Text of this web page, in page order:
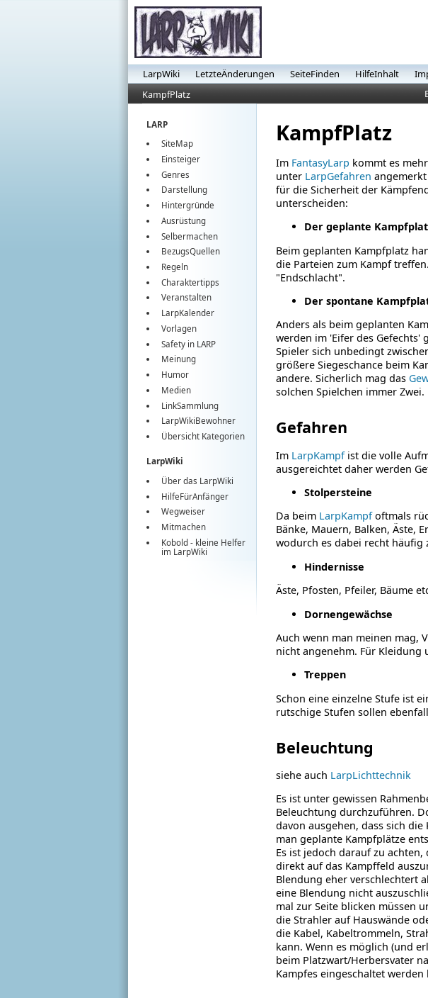
LarpWiki LetzteÄnderungen SeiteFinden HilfeInhalt
KampfPlatz
LARP
SiteMap
Einsteiger
Genres
Darstellung
Hintergründe
Ausrüstung
Selbermachen
BezugsQuellen
Regeln
Charaktertipps
Veranstalten
LarpKalender
Vorlagen
Safety in LARP
Meinung
Humor
Medien
LinkSammlung
LarpWikiBewohner
Übersicht Kategorien
LarpWiki
Über das LarpWiki
HilfeFürAnfänger
Wegweiser
Mitmachen
Kobold - kleine Helfer
im LarpWiki
KampfPlatz
Im FantasyLarp kommt es
unter LarpGefahren
für die Sicherheit der
unterscheiden:
Der geplante
Beim geplanten Kampfplatz
die Parteien zum Kampf
"Endschlacht".
Der spontane
Anders als beim geplanten
werden im 'Eifer des Gefechts'
Spieler sich unbedingt
größere Siegeschance beim
andere. Sicherlich mag das
solchen Spielchen immer Zwei.
Gefahren
Im LarpKampfist die volle
ausgereichtet daher werden
Stolpersteine
Da beim LarpKampfoftmals
Bänke, Mauern, Balken, Äste,
wodurch es dabei recht häufig
Hindernisse
Äste, Pfosten, Pfeiler, Bäume
Dornengewächse
Auch wenn man meinen mag,
nicht angenehm. Für Kleidung
Treppen
Schon eine einzelne Stufe ist
rutschige Stufen sollen
Beleuchtung
siehe auch LarpLichttechnik
Es ist unter gewissen
Beleuchtung durchzuführen.
davon ausgehen, dass sich
man geplante Kampfplätze
Es ist jedoch darauf zu
direkt auf das Kampffeld
Blendung eher verschlechtert
eine Blendung nicht
mal zur Seite blicken müssen
die Strahler auf Hauswände
die Kabel, Kabeltrommeln,
kann. Wenn es möglich (und
beim Platzwart/Herbersvater
Kampfes eingeschaltet werden